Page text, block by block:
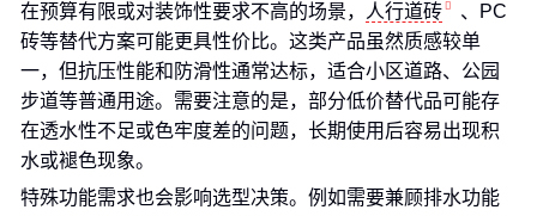
在预算有限或对装饰性要求不高的场景， 人行道砖
、PC
砖等替代方案可能更具性价比。这类产品虽然质感较单
一，但抗压性能和防滑性通常达标，适合小区道路、公园
步道等普通用途。需要注意的是，部分低价替代品可能存
在透水性不足或色牢度差的问题，长期使用后容易出现积
水或褪色现象。
特殊功能需求也会影响选型决策。例如需要兼顾排水功能